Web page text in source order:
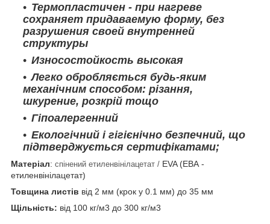
Термопластичен - при нагреве
сохраняет придаваемую форму, без
разрушения своей внутренней
структуры
Износостойкость высокая
Легко обробляється будь-яким
механічним способом: різання,
шкурение, розкрій тощо
Гіпоалергенний
Екологічний і гігієнічно безпечний, що
підтверджується сертифікатами;
Матеріал: спінений етиленвінілацетат / EVA (ЕВА -
етиленвінілацетат)
Товщина листів від 2 мм (крок у 0.1 мм) до 35 мм
Щільність: від 100 кг/м3 до 300 кг/м3